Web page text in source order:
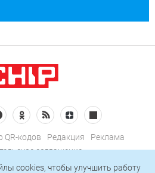
QR-кодов Редакция
Реклама
соглашение
cookies, чтобы улучшить работу